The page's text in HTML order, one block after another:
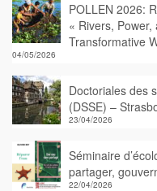
POLLEN 2026:
« Rivers,
Transformative
04/05/2026
Doctoriales des
(DSSE) –
23/04/2026
Séminaire
partager,
22/04/2026